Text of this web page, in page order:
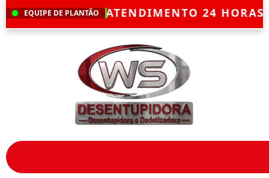
EQUIPE DE PLANTÃO
— ATENDIMENTO 24 HORAS —